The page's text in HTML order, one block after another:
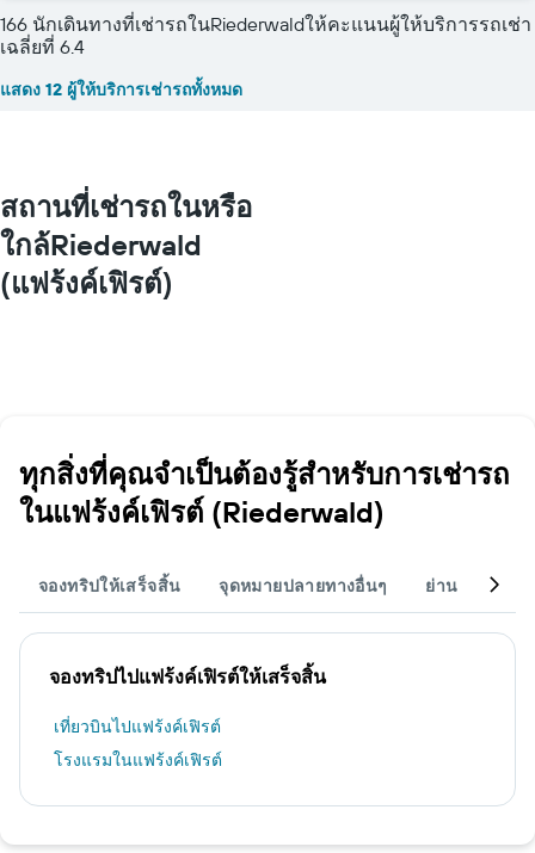
166 นักเดินทางที่เช่ารถในRiederwaldให้คะแนนผู้ให้บริการรถเช่า
เฉลี่ยที่ 6.4
แสดง 12 ผู้ให้บริการเช่ารถทั้งหมด
สถานที่เช่ารถในหรือ
ใกล้Riederwald
(แฟร้งค์เฟิรต์)
ทุกสิ่งที่คุณจำเป็นต้องรู้สำหรับการเช่ารถ
ในแฟร้งค์เฟิรต์ (Riederwald)
จองทริปให้เสร็จสิ้น จุดหมายปลายทางอื่นๆ ย่าน สนา
จองทริปไปแฟร้งค์เฟิรต์ให้เสร็จสิ้น
เที่ยวบินไปแฟร้งค์เฟิรต์
โรงแรมในแฟร้งค์เฟิรต์